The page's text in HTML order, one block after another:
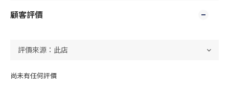
顧客評價
尚未有任何評價